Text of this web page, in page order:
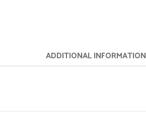
ADDITIONAL INFORMATION